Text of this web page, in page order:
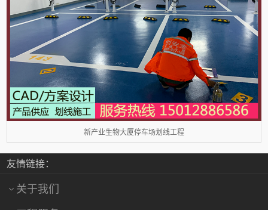
新产业生物大厦停车场划线工程
友情链接：
关于我们